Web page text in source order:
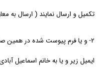
تکمیل و ارسال نمایند ( ارسال به
2- و یا فرم پیوست شده در همین
ایمیل زیر و یا به خانم اسماعیل